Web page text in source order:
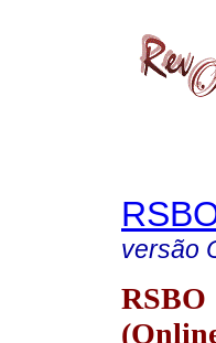
versão
RSBO